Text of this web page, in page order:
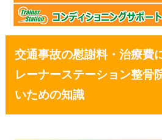
交通事故の慰謝料・治療費
レーナーステーション整骨
いための知識